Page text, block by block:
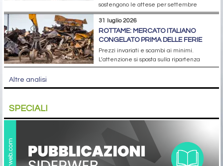
sostengono le attese per settembre
31 luglio 2026
ROTTAME: MERCATO ITALIANO
CONGELATO PRIMA DELLE FERIE
Prezzi invariati e scambi ai minimi.
L’attenzione si sposta sulla ripartenza
Altre analisi
SPECIALI